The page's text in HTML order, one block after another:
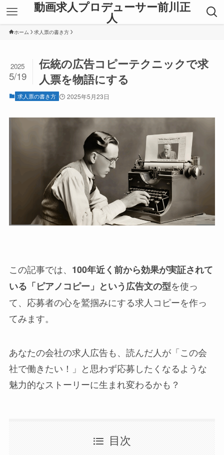
動画求人プロデューサー前川正
人
ホーム 求人票の書き方
伝統の広告コピーテクニックで求
人票を物語にする
2025
5/19
求人票の書き方 2025年5月23日
この記事では、 100年近く前から効果が実証されて
いる「ピアノコピー」という広告文の型を使っ
て、応募者の心を鷲掴みにする求人コピーを作っ
てみます。
あなたの会社の求人広告も、読んだ人が「この会
社で働きたい！」と思わず応募したくなるような
魅力的なストーリーに生まれ変わるかも？
目次